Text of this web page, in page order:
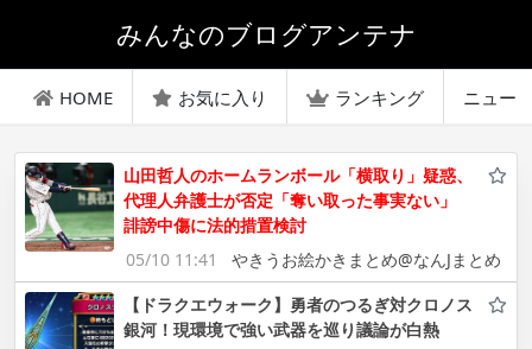
みんなのブログアンテナ
HOME お気に入り ランキング ニュー
山田哲人のホームランボール「横取り」疑惑、
代理人弁護士が否定「奪い取った事実ない」
誹謗中傷に法的措置検討
05/10 11:41
やきうお絵かきまとめ@なんJまとめ
【ドラクエウォーク】勇者のつるぎ対クロノス
銀河！現環境で強い武器を巡り議論が白熱